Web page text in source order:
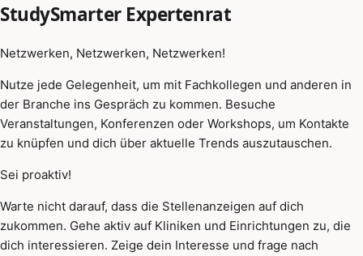
StudySmarter Expertenrat
Netzwerken, Netzwerken, Netzwerken!
Nutze jede Gelegenheit, um mit Fachkollegen und anderen in
der Branche ins Gespräch zu kommen. Besuche
Veranstaltungen, Konferenzen oder Workshops, um Kontakte
zu knüpfen und dich über aktuelle Trends auszutauschen.
Sei proaktiv!
Warte nicht darauf, dass die Stellenanzeigen auf dich
zukommen. Gehe aktiv auf Kliniken und Einrichtungen zu, die
dich interessieren. Zeige dein Interesse und frage nach